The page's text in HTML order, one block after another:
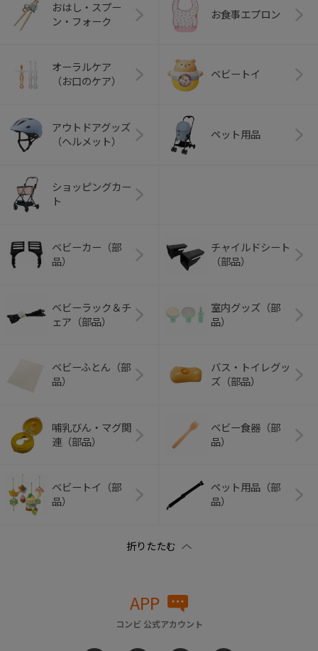
おはし・スプー
ン・フォーク
お食事エプロン
オーラルケア
（お口のケア）
ベビートイ
アウトドアグッズ
（ヘルメット）
ペット用品
ショッピングカー
ト
ベビーカー（部
品）
チャイルドシート
（部品）
ベビーラック＆チ
ェア（部品）
室内グッズ（部
品）
ベビーふとん（部
品）
バス・トイレグッ
ズ（部品）
哺乳びん・マグ関
連（部品）
ベビー食器（部
品）
ベビートイ（部
品）
ペット用品（部
品）
APP
コンビ 公式アカウント